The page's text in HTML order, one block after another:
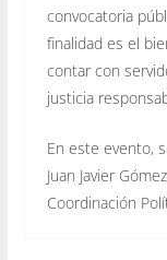
convocatoria
finalidad es el
contar con
justicia
En este evento,
Juan Javier
Coordinación